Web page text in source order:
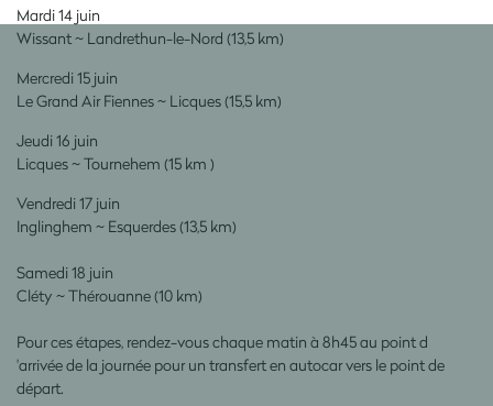
Mardi 14 juin
Wissant ~ Landrethun-le-Nord (13,5 km)
Mercredi 15 juin
Le Grand Air Fiennes ~ Licques (15,5 km)
Jeudi 16 juin
Licques ~ Tournehem (15 km )
Vendredi 17 juin
Inglinghem ~ Esquerdes (13,5 km)
Samedi 18 juin
Cléty ~ Thérouanne (10 km)
Pour ces étapes, rendez-vous chaque matin à 8h45 au point d
'arrivée de la journée pour un transfert en autocar vers le point de
départ.